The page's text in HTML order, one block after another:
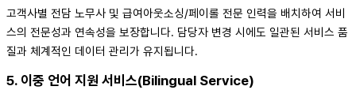
고객사별 전담 노무사 및 급여아웃소싱/페이롤 전문 인력을 배치하여 서비
스의 전문성과 연속성을 보장합니다. 담당자 변경 시에도 일관된 서비스 품
질과 체계적인 데이터 관리가 유지됩니다.
5. 이중 언어 지원 서비스(Bilingual Service)